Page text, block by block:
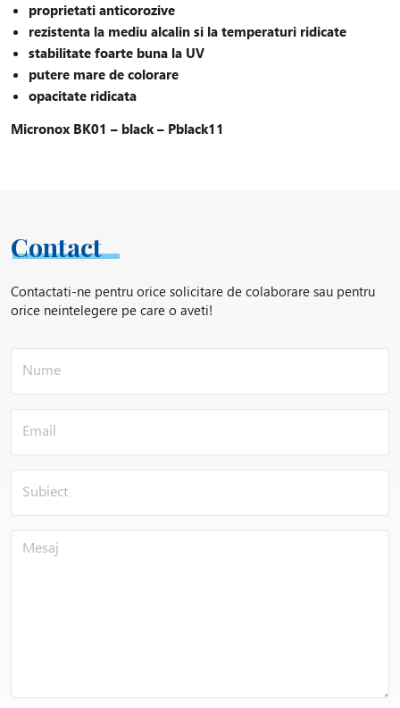
proprietati anticorozive
rezistenta la mediu alcalin si la temperaturi ridicate
stabilitate foarte buna la UV
putere mare de colorare
opacitate ridicata
Micronox BK01 – black – Pblack11
Contact
Contactati-ne pentru orice solicitare de colaborare sau pentru
orice neintelegere pe care o aveti!